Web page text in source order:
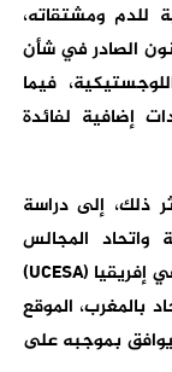
للدم ومشتقاته،
الصادر في شأن
فيما
إضافية لفائدة
ذلك، إلى دراسة
واتحاد المجالس
الاقتصادية والاجتماعية والمؤسسات المماثلة في إفريقيا (UCESA)
بالمغرب، الموقع
قانون يوافق بموجبه على